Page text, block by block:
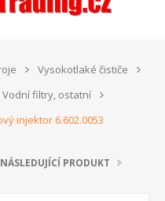
Vysokotlaké čističe
Vodní filtry, ostatní
injektor 6.602.0053
NÁSLEDUJÍCÍ PRODUKT